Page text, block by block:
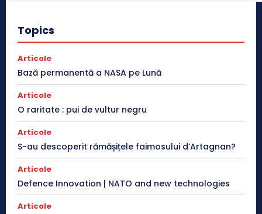
Topics
Articole
Bază permanentă a NASA pe Lună
Articole
O raritate : pui de vultur negru
Articole
S-au descoperit rămășițele faimosului d’Artagnan?
Articole
Defence Innovation | NATO and new technologies
Articole